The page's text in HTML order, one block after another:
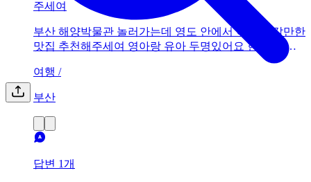
주세여
부산 해양박물관 놀러가는데 영도 안에서 아이랑 갈만한
맛집 추천해주세여 영아랑 유아 두명있어요 현지인?추
여행 /
부산
답변 1개